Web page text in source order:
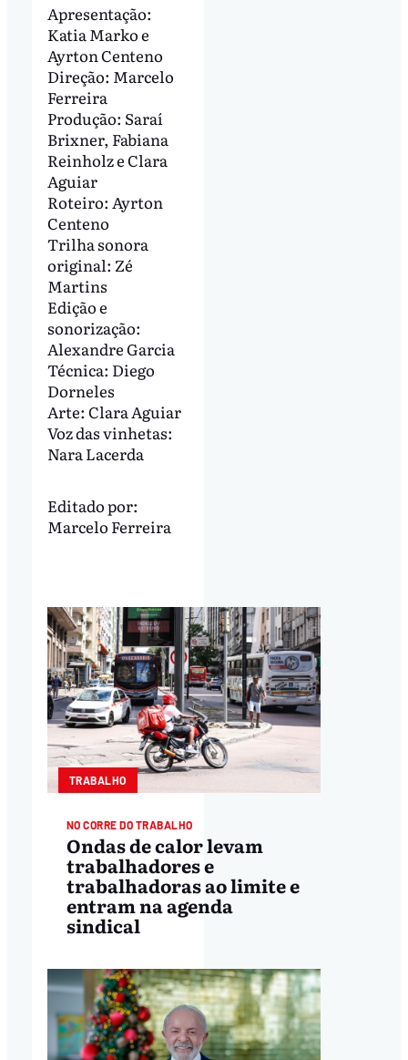
Apresentação:
Katia Marko e
Ayrton Centeno
Direção: Marcelo
Ferreira
Produção: Saraí
Brixner, Fabiana
Reinholz e Clara
Aguiar
Roteiro: Ayrton
Centeno
Trilha sonora
original: Zé
Martins
Edição e
sonorização:
Alexandre Garcia
Técnica: Diego
Dorneles
Arte: Clara Aguiar
Voz das vinhetas:
Nara Lacerda
Editado por:
Marcelo Ferreira
TRABALHO
NO CORRE DO TRABALHO
Ondas de calor levam
trabalhadores e
trabalhadoras ao limite e
entram na agenda
sindical